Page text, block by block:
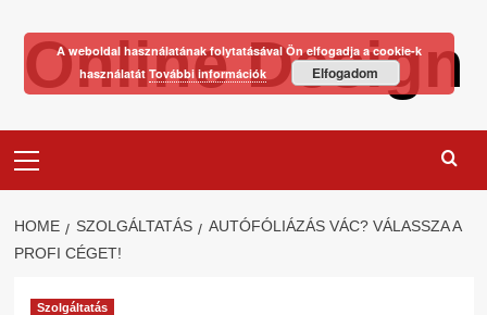
contentOnline Design
Menu
HOME SZOLGÁLTATÁS
AUTÓFÓLIÁZÁS VÁC? VÁLASSZA A
PROFI CÉGET!
Szolgáltatás
A weboldal használatának folytatásával Ön elfogadja a cookie-k
használatát További információk Elfogadom